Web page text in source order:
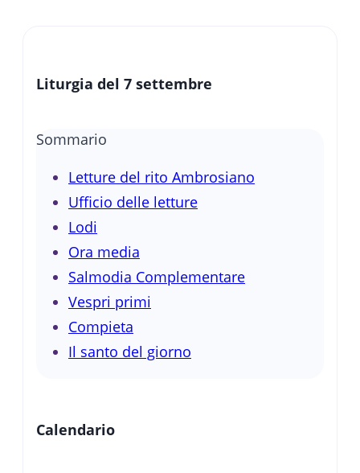
Liturgia del 7 settembre
Sommario
Letture del rito Ambrosiano
Ufficio delle letture
Lodi
Ora media
Salmodia Complementare
Vespri primi
Compieta
Il santo del giorno
Calendario